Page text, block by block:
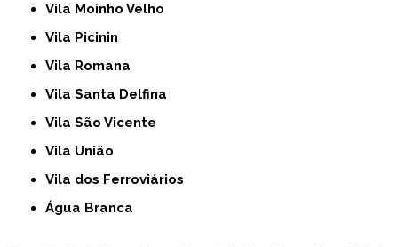
Vila Moinho Velho
Vila Picinin
Vila Romana
Vila Santa Delfina
Vila São Vicente
Vila União
Vila dos Ferroviários
Água Branca